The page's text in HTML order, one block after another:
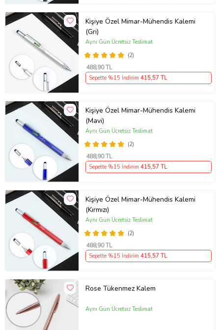
Kişiye Özel Mimar-Mühendis Kalemi
(Gri)
(2)
Aynı Gün Ücretsiz Teslimat
488,90 TL
Sepette %15 İndirim 415,57 TL
Kişiye Özel Mimar-Mühendis Kalemi
(Mavi)
(2)
Aynı Gün Ücretsiz Teslimat
488,90 TL
Sepette %15 İndirim 415,57 TL
Kişiye Özel Mimar-Mühendis Kalemi
(Kırmızı)
(2)
Aynı Gün Ücretsiz Teslimat
488,90 TL
Sepette %15 İndirim 415,57 TL
Rose Tükenmez Kalem
Aynı Gün Ücretsiz Teslimat